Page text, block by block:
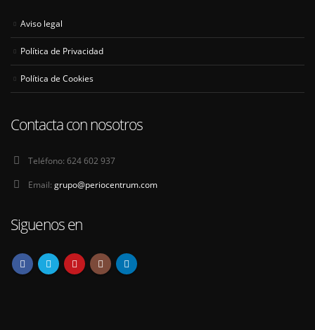
Aviso legal
Política de Privacidad
Política de Cookies
Contacta con nosotros
Teléfono: 624 602 937
Email: grupo@periocentrum.com
Siguenos en